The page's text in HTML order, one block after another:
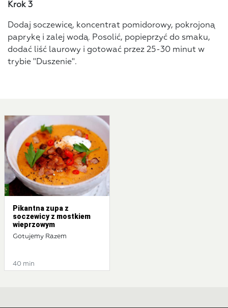
Krok 3
Dodaj soczewicę, koncentrat pomidorowy, pokrojoną
paprykę i zalej wodą. Posolić, popieprzyć do smaku,
dodać liść laurowy i gotować przez 25-30 minut w
trybie "Duszenie".
Pikantna zupa z
soczewicy z mostkiem
wieprzowym
Gotujemy Razem
40 min